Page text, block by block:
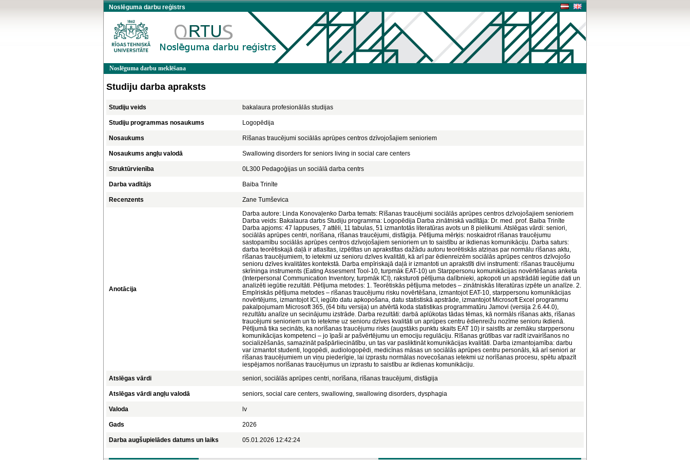
Noslēguma darbu reģistrs
Noslēguma darbu meklēšana
Studiju darba apraksts
Studiju veids bakalaura profesionālās studijas
Studiju programmas nosaukums Logopēdija
Nosaukums Rīšanas traucējumi sociālās aprūpes centros dzīvojošajiem senioriem
Nosaukums angļu valodā Swallowing disorders for seniors living in social care centers
Struktūrvienība 0L300 Pedagoģijas un sociālā darba centrs
Darba vadītājs Baiba Trinīte
Recenzents Zane Tumševica
Anotācija
Darba autore: Linda Konovaļenko Darba temats: Rīšanas traucējumi sociālās aprūpes centros dzīvojošajiem senioriem
Darba veids: Bakalaura darbs Studiju programma: Logopēdija Darba zinātniskā vadītāja: Dr. med. prof. Baiba Trinīte
Darba apjoms: 47 lappuses, 7 attēli, 11 tabulas, 51 izmantotās literatūras avots un 8 pielikumi. Atslēgas vārdi: seniori,
sociālās aprūpes centri, norīšana, rīšanas traucējumi, disfāgija. Pētījuma mērķis: noskaidrot rīšanas traucējumu
sastopamību sociālās aprūpes centros dzīvojošajiem senioriem un to saistību ar ikdienas komunikāciju. Darba saturs:
darba teorētiskajā daļā ir atlasītas, izpētītas un aprakstītas dažādu autoru teorētiskās atziņas par normālu rīšanas aktu,
rīšanas traucējumiem, to ietekmi uz senioru dzīves kvalitāti, kā arī par ēdienreizēm sociālās aprūpes centros dzīvojošo
senioru dzīves kvalitātes kontekstā. Darba empīriskajā daļā ir izmantoti un aprakstīti divi instrumenti: rīšanas traucējumu
skrīninga instruments (Eating Assesment Tool-10, turpmāk EAT-10) un Starppersonu komunikācijas novērtēšanas anketa
(Interpersonal Communication Inventory, turpmāk ICI), raksturoti pētījuma dalībnieki, apkopoti un apstrādāti iegūtie dati un
analizēti iegūtie rezultāti. Pētījuma metodes: 1. Teorētiskās pētījuma metodes – zinātniskās literatūras izpēte un analīze. 2.
Empīriskās pētījuma metodes – rīšanas traucējumu risku novērtēšana, izmantojot EAT-10, starppersonu komunikācijas
novērtējums, izmantojot ICI, iegūto datu apkopošana, datu statistiskā apstrāde, izmantojot Microsoft Excel programmu
pakalpojumam Microsoft 365, (64 bitu versija) un atvērtā koda statistikas programmatūru Jamovi (versija 2.6.44.0),
rezultātu analīze un secinājumu izstrāde. Darba rezultāti: darbā aplūkotas tādas tēmas, kā normāls rīšanas akts, rīšanas
traucējumi senioriem un to ietekme uz senioru dzīves kvalitāti un aprūpes centru ēdienreižu nozīme senioru ikdienā.
Pētījumā tika secināts, ka norīšanas traucējumu risks (augstāks punktu skaits EAT 10) ir saistīts ar zemāku starppersonu
komunikācijas kompetenci – jo īpaši ar pašvērtējumu un emociju regulāciju. Rīšanas grūtības var radīt izvairīšanos no
socializēšanās, samazināt pašpārliecinātību, un tas var pasliktināt komunikācijas kvalitāti. Darba izmantojamība: darbu
var izmantot studenti, logopēdi, audiologopēdi, medicīnas māsas un sociālās aprūpes centru personāls, kā arī seniori ar
rīšanas traucējumiem un viņu piederīgie, lai izprastu normālas novecošanas ietekmi uz norīšanas procesu, spētu atpazīt
iespējamos norīšanas traucējumus un izprastu to saistību ar ikdienas komunikāciju.
Atslēgas vārdi
seniori, sociālās aprūpes centri, norīšana, rīšanas traucējumi, disfāgija
Atslēgas vārdi angļu valodā seniors, social care centers, swallowing, swallowing disorders, dysphagia
Valoda lv
Gads 2026
Darba augšupielādes datums un laiks 05.01.2026 12:42:24